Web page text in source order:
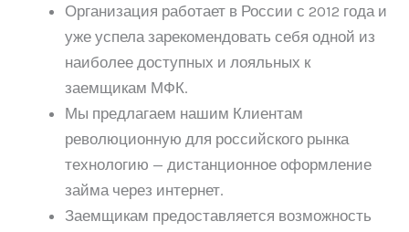
Организация работает в России с 2012 года и
уже успела зарекомендовать себя одной из
наиболее доступных и лояльных к
заемщикам МФК.
Мы предлагаем нашим Клиентам
революционную для российского рынка
технологию — дистанционное оформление
займа через интернет.
Заемщикам предоставляется возможность